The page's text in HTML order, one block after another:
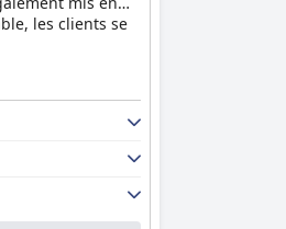
les clients se